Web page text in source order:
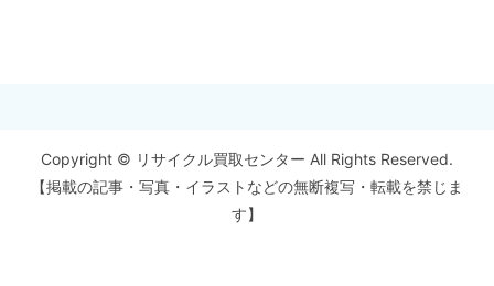
Copyright © リサイクル買取センター All Rights Reserved.
【掲載の記事・写真・イラストなどの無断複写・転載を禁じま
す】